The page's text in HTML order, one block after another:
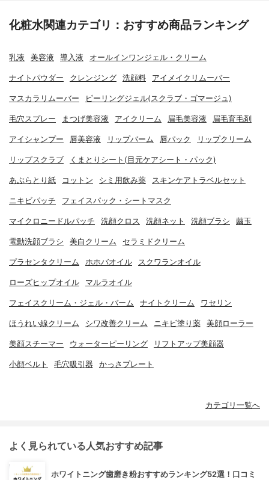
化粧水関連カテゴリ：おすすめ商品ランキング
乳液 美容液 導入液 オールインワンジェル・クリーム
ナイトパウダー クレンジング 洗顔料 アイメイクリムーバー
マスカラリムーバー ピーリングジェル(スクラブ・ゴマージュ)
毛穴スプレー まつげ美容液 アイクリーム 眉毛美容液 眉毛育毛剤
アイシャンプー 唇美容液 リップバーム 唇パック リップクリーム
リップスクラブ くまとりシート(目元ケアシート・パック)
あぶらとり紙 コットン シミ用飲み薬 スキンケアトラベルセット
ニキビパッチ フェイスパック・シートマスク
マイクロニードルパッチ 洗顔クロス 洗顔ネット 洗顔ブラシ 繭玉
電動洗顔ブラシ 美白クリーム セラミドクリーム
プラセンタクリーム ホホバオイル スクワランオイル
ローズヒップオイル マルラオイル
フェイスクリーム・ジェル・バーム ナイトクリーム ワセリン
ほうれい線クリーム シワ改善クリーム ニキビ塗り薬 美顔ローラー
美顔スチーマー ウォーターピーリング リフトアップ美顔器
小顔ベルト 毛穴吸引器 かっさプレート
カテゴリ一覧へ
よく見られている人気おすすめ記事
ホワイトニング歯磨き粉おすすめランキング52選！口コミ